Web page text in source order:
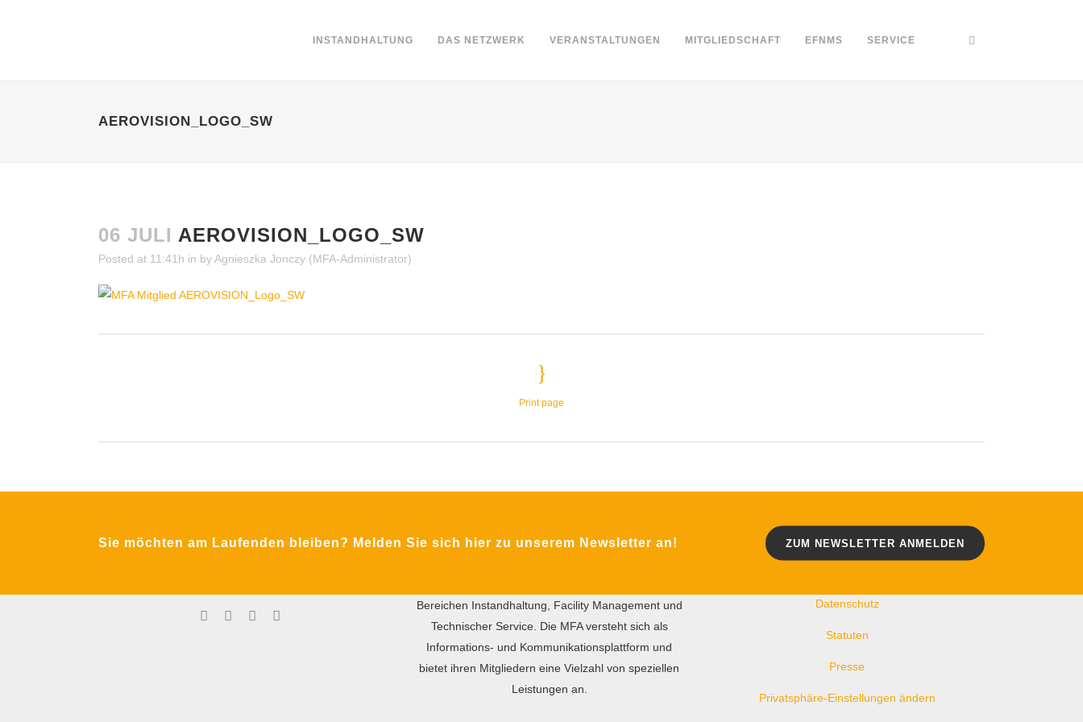
INSTANDHALTUNG DAS NETZWERK VERANSTALTUNGEN MITGLIEDSCHAFT EFNMS SERVICE
AEROVISION_LOGO_SW
06 JULI AEROVISION_LOGO_SW
Posted at 11:41h in byAgnieszka Jonczy (MFA-Administrator)
Print page
Sie möchten am Laufenden bleiben? Melden Sie sich hier zu unserem Newsletter an! ZUM NEWSLETTER ANMELDEN
A-5071 Wals bei Salzburg
Das Ziel des gemeinnützigen Vereins MFA ist der
Bereichen Instandhaltung, Facility Management und
Technischer Service. Die MFA versteht sich als
Informations- und Kommunikationsplattform und
bietet ihren Mitgliedern eine Vielzahl von speziellen
Leistungen an.
Kontakt
Datenschutz
Statuten
Presse
Privatsphäre-Einstellungen ändern